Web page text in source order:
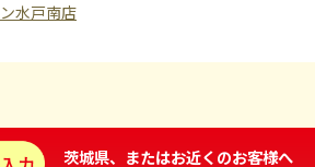
水戸南店
茨城県、またはお近くのお客様へ